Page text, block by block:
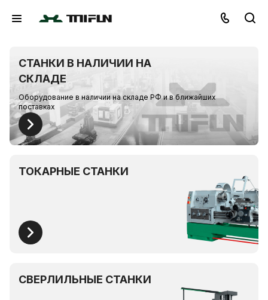
СТАНКИ В НАЛИЧИИ НА
СКЛАДЕ
Оборудование в наличии на складе РФ и в ближайших
поставках
ТОКАРНЫЕ СТАНКИ
СВЕРЛИЛЬНЫЕ СТАНКИ